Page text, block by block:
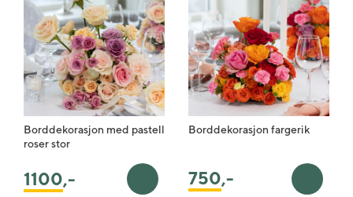
Borddekorasjon med pastell
roser stor
1100,- Legg i handlekurv
Borddekorasjon fargerik
750,- Legg i